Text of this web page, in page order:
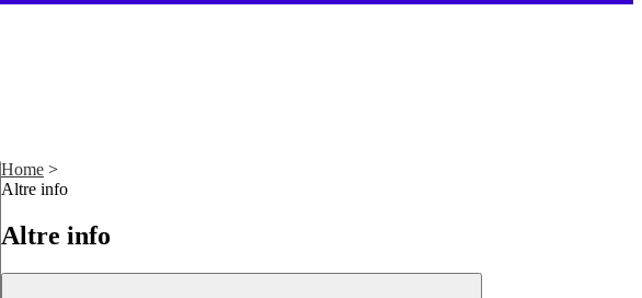
Home >
Altre info
Altre info